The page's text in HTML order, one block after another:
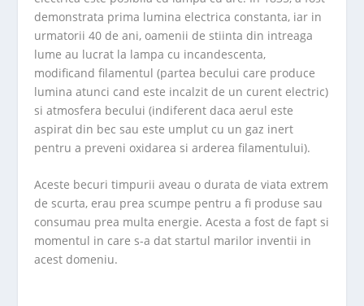
demonstrata prima lumina electrica constanta, iar in
urmatorii 40 de ani, oamenii de stiinta din intreaga
lume au lucrat la lampa cu incandescenta,
modificand filamentul (partea becului care produce
lumina atunci cand este incalzit de un curent electric)
si atmosfera becului (indiferent daca aerul este
aspirat din bec sau este umplut cu un gaz inert
pentru a preveni oxidarea si arderea filamentului).
Aceste becuri timpurii aveau o durata de viata extrem
de scurta, erau prea scumpe pentru a fi produse sau
consumau prea multa energie. Acesta a fost de fapt si
momentul in care s-a dat startul marilor inventii in
acest domeniu.